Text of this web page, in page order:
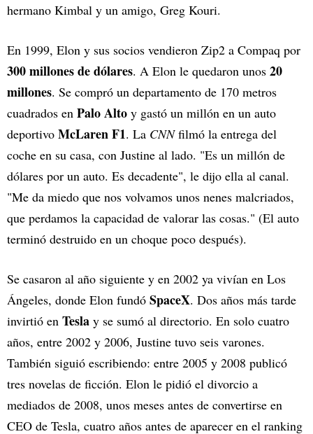
hermano Kimbal y un amigo, Greg Kouri.
En 1999, Elon y sus socios vendieron Zip2 a Compaq por
300 millones de dólares. A Elon le quedaron unos 20
millones. Se compró un departamento de 170 metros
cuadrados en Palo Alto y gastó un millón en un auto
deportivo McLaren F1. La CNNfilmó la entrega del
coche en su casa, con Justine al lado. "Es un millón de
dólares por un auto. Es decadente", le dijo ella al canal.
"Me da miedo que nos volvamos unos nenes malcriados,
que perdamos la capacidad de valorar las cosas." (El auto
terminó destruido en un choque poco después).
Se casaron al año siguiente y en 2002 ya vivían en Los
Ángeles, donde Elon fundó SpaceX. Dos años más tarde
invirtió en Tesla y se sumó al directorio. En solo cuatro
años, entre 2002 y 2006, Justine tuvo seis varones.
También siguió escribiendo: entre 2005 y 2008 publicó
tres novelas de ficción. Elon le pidió el divorcio a
mediados de 2008, unos meses antes de convertirse en
CEO de Tesla, cuatro años antes de aparecer en el ranking